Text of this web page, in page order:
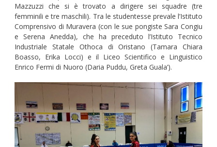
Mazzuzzi che si è trovato a dirigere sei squadre (tre
femminili e tre maschili). Tra le studentesse prevale l’Istituto
Comprensivo di Muravera (con le sue pongiste Sara Congiu
e Serena Anedda), che ha preceduto l’Istituto Tecnico
Industriale Statale Othoca di Oristano (Tamara Chiara
Boasso, Erika Locci) e il Liceo Scientifico e Linguistico
Enrico Fermi di Nuoro (Daria Puddu, Greta Guala’).